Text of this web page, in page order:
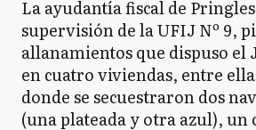
La ayudantía fiscal de
supervisión de la UFIJ Nº 9,
allanamientos que dispuso el
en cuatro viviendas, entre
donde se secuestraron dos
(una plateada y otra azul), un